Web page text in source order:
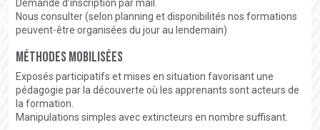
Demande d’inscription par mail.
Nous consulter (selon planning et disponibilités nos formations
peuvent-être organisées du jour au lendemain)
Méthodes mobilisées
Exposés participatifs et mises en situation favorisant une
pédagogie par la découverte où les apprenants sont acteurs de
la formation.
Manipulations simples avec extincteurs en nombre suffisant.